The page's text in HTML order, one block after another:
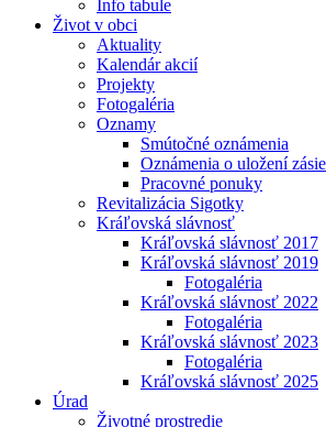
Info tabule
Život v obci
Aktuality
Kalendár akcií
Projekty
Fotogaléria
Oznamy
Smútočné oznámenia
Oznámenia o uložení
Pracovné ponuky
Revitalizácia Sigotky
Kráľovská slávnosť
Kráľovská slávnosť 2017
Kráľovská slávnosť 2019
Fotogaléria
Kráľovská slávnosť 2022
Fotogaléria
Kráľovská slávnosť 2023
Fotogaléria
Kráľovská slávnosť 2025
Úrad
Životné prostredie